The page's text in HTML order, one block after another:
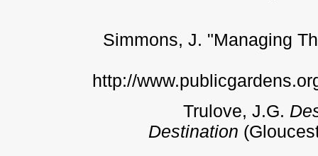
Simmons, J. "Managing
http://
Trulove, J.G.
Destination